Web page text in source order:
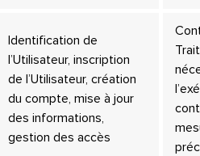
Identification de
l’Utilisateur, inscription
de l’Utilisateur, création
du compte, mise à jour
des informations,
gestion des accès